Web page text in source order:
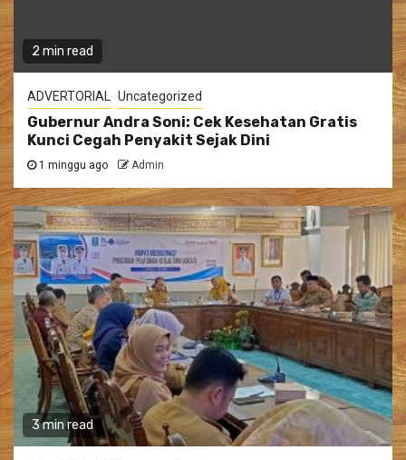
2 min read
ADVERTORIAL Uncategorized
Gubernur Andra Soni: Cek Kesehatan Gratis
Kunci Cegah Penyakit Sejak Dini
1 minggu ago Admin
3 min read